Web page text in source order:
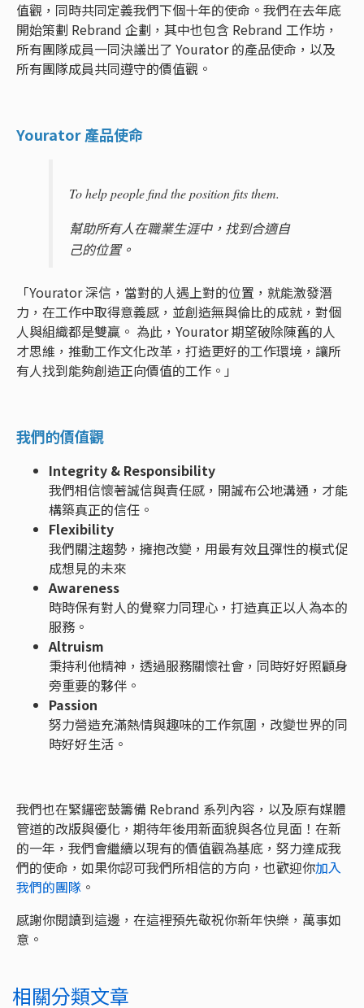
值觀，同時共同定義我們下個十年的使命。我們在去年底
開始策劃 Rebrand 企劃，其中也包含 Rebrand 工作坊，
所有團隊成員一同決議出了 Yourator 的產品使命，以及
所有團隊成員共同遵守的價值觀。
Yourator 產品使命
To help people find the position fits them.
幫助所有人在職業生涯中，找到合適自
己的位置。
「Yourator 深信，當對的人遇上對的位置，就能激發潛
力，在工作中取得意義感，並創造無與倫比的成就，對個
人與組織都是雙贏。 為此，Yourator 期望破除陳舊的人
才思維，推動工作文化改革，打造更好的工作環境，讓所
有人找到能夠創造正向價值的工作。」
我們的價值觀
Integrity & Responsibility
我們相信懷著誠信與責任感，開誠布公地溝通，才能
構築真正的信任。
Flexibility
我們關注趨勢，擁抱改變，用最有效且彈性的模式促
成想見的未來
Awareness
時時保有對人的覺察力同理心，打造真正以人為本的
服務。
Altruism
秉持利他精神，透過服務關懷社會，同時好好照顧身
旁重要的夥伴。
Passion
努力營造充滿熱情與趣味的工作氛圍，改變世界的同
時好好生活。
我們也在緊鑼密鼓籌備 Rebrand 系列內容，以及原有媒體
管道的改版與優化，期待年後用新面貌與各位見面！在新
的一年，我們會繼續以現有的價值觀為基底，努力達成我
們的使命，如果你認可我們所相信的方向，也歡迎你加入
我們的團隊 。
感謝你閱讀到這邊，在這裡預先敬祝你新年快樂，萬事如
意。
相關分類文章